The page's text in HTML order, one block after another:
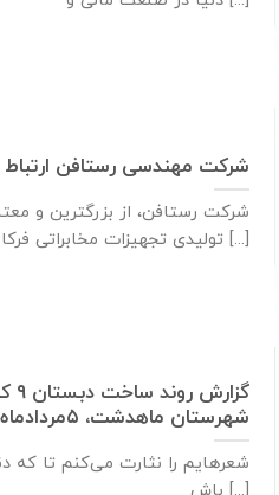
شرکت مهندسی رستافن ارتباط
شرکت رستافن، از بزرگترين و
توليدی تجهيزات مخابراتی فركانس بالا در كشور [...]
شهرستان ماهدشت، ۵مردادماه ۱۳۹۹
شعرهایم را نثارت می‌کنم تا که